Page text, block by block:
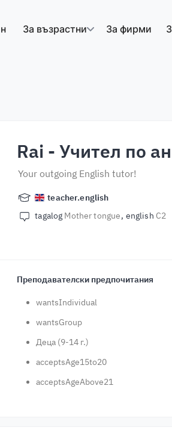
За възрастни За фирми
Rai - Учител по
Your outgoing English tutor!
teacher.english
tagalog Mother tongue english C2
Преподавателски предпочитания
wantsIndividual
wantsGroup
Деца (9-14 г.)
acceptsAge15to20
acceptsAgeAbove21